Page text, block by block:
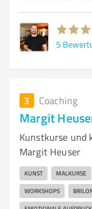
5
3 Coaching
Margit
Kunstkurse und
Margit Heuser
KUNST MALKURSE
WORKSHOPS